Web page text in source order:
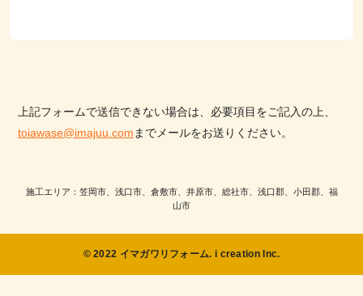
上記フォームで送信できない場合は、必要項目をご記入の上、
toiawase@imajuu.com までメールをお送りください。
施工エリア：笠岡市、浅口市、倉敷市、井原市、総社市、浅口郡、小田郡、福
山市
© 2022 イマガワリフォーム. i creation Inc.